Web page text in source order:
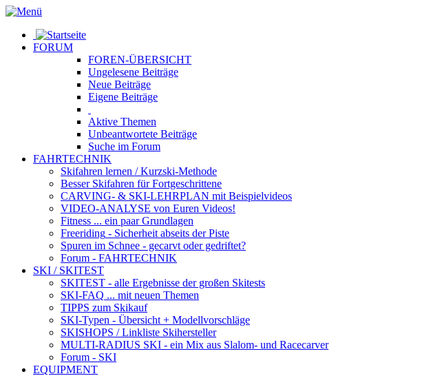
FORUM
FOREN-ÜBERSICHT
Ungelesene Beiträge
Neue Beiträge
Eigene Beiträge
Aktive Themen
Unbeantwortete Beiträge
Suche im Forum
FAHRTECHNIK
Skifahren lernen / Kurzski-Methode
Besser Skifahren für Fortgeschrittene
CARVING- & SKI-LEHRPLAN mit Beispielvideos
VIDEO-ANALYSE von Euren Videos!
Fitness ... ein paar Grundlagen
Freeriding - Sicherheit abseits der Piste
Spuren im Schnee - gecarvt oder gedriftet?
Forum - FAHRTECHNIK
SKI / SKITEST
SKITEST - alle Ergebnisse der großen Skitests
SKI-FAQ ... mit neuen Themen
TIPPS zum Skikauf
SKI-Typen - Übersicht + Modellvorschläge
SKISHOPS / Linkliste Skihersteller
MULTI-RADIUS SKI - ein Mix aus Slalom- und Racecarver
Forum - SKI
EQUIPMENT